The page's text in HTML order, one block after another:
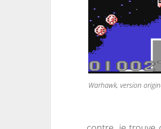
Warhawk, version